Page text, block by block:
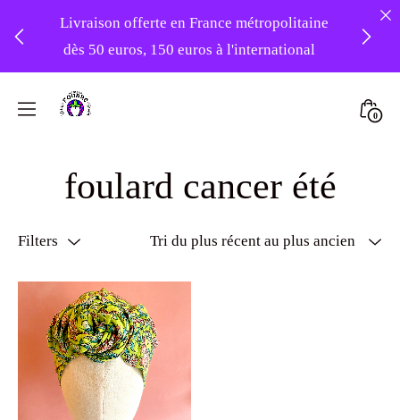
Livraison offerte en France métropolitaine
dès 50 euros, 150 euros à l'international
commandes à partir du 31/08 ❤️
PATIENCE
Turbans
0
foulard cancer été
Filters